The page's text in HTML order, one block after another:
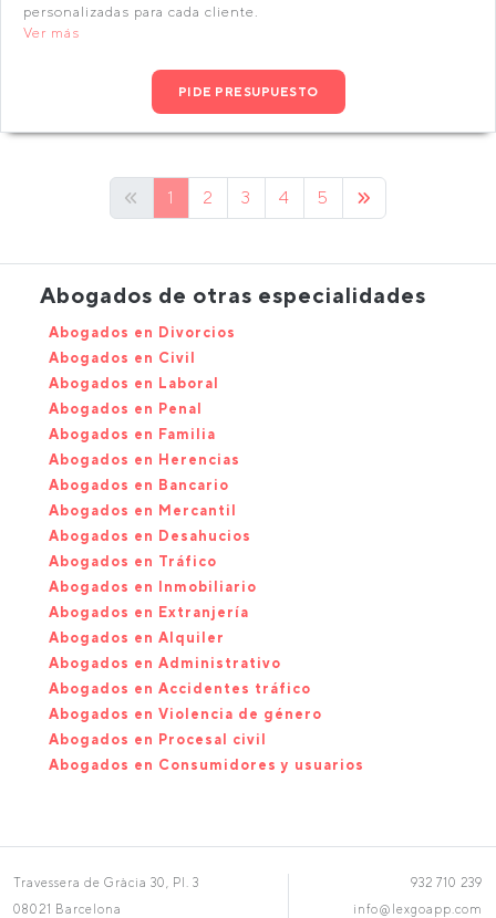
personalizadas para cada cliente.
Ver más
PIDE PRESUPUESTO
1 2 3 4 5
Abogados de otras especialidades
Abogados en Divorcios
Abogados en Civil
Abogados en Laboral
Abogados en Penal
Abogados en Familia
Abogados en Herencias
Abogados en Bancario
Abogados en Mercantil
Abogados en Desahucios
Abogados en Tráfico
Abogados en Inmobiliario
Abogados en Extranjería
Abogados en Alquiler
Abogados en Administrativo
Abogados en Accidentes tráfico
Abogados en Violencia de género
Abogados en Procesal civil
Abogados en Consumidores y usuarios
Travessera de Gràcia 30, Pl. 3
08021 Barcelona
932 710 239
info@lexgoapp.com